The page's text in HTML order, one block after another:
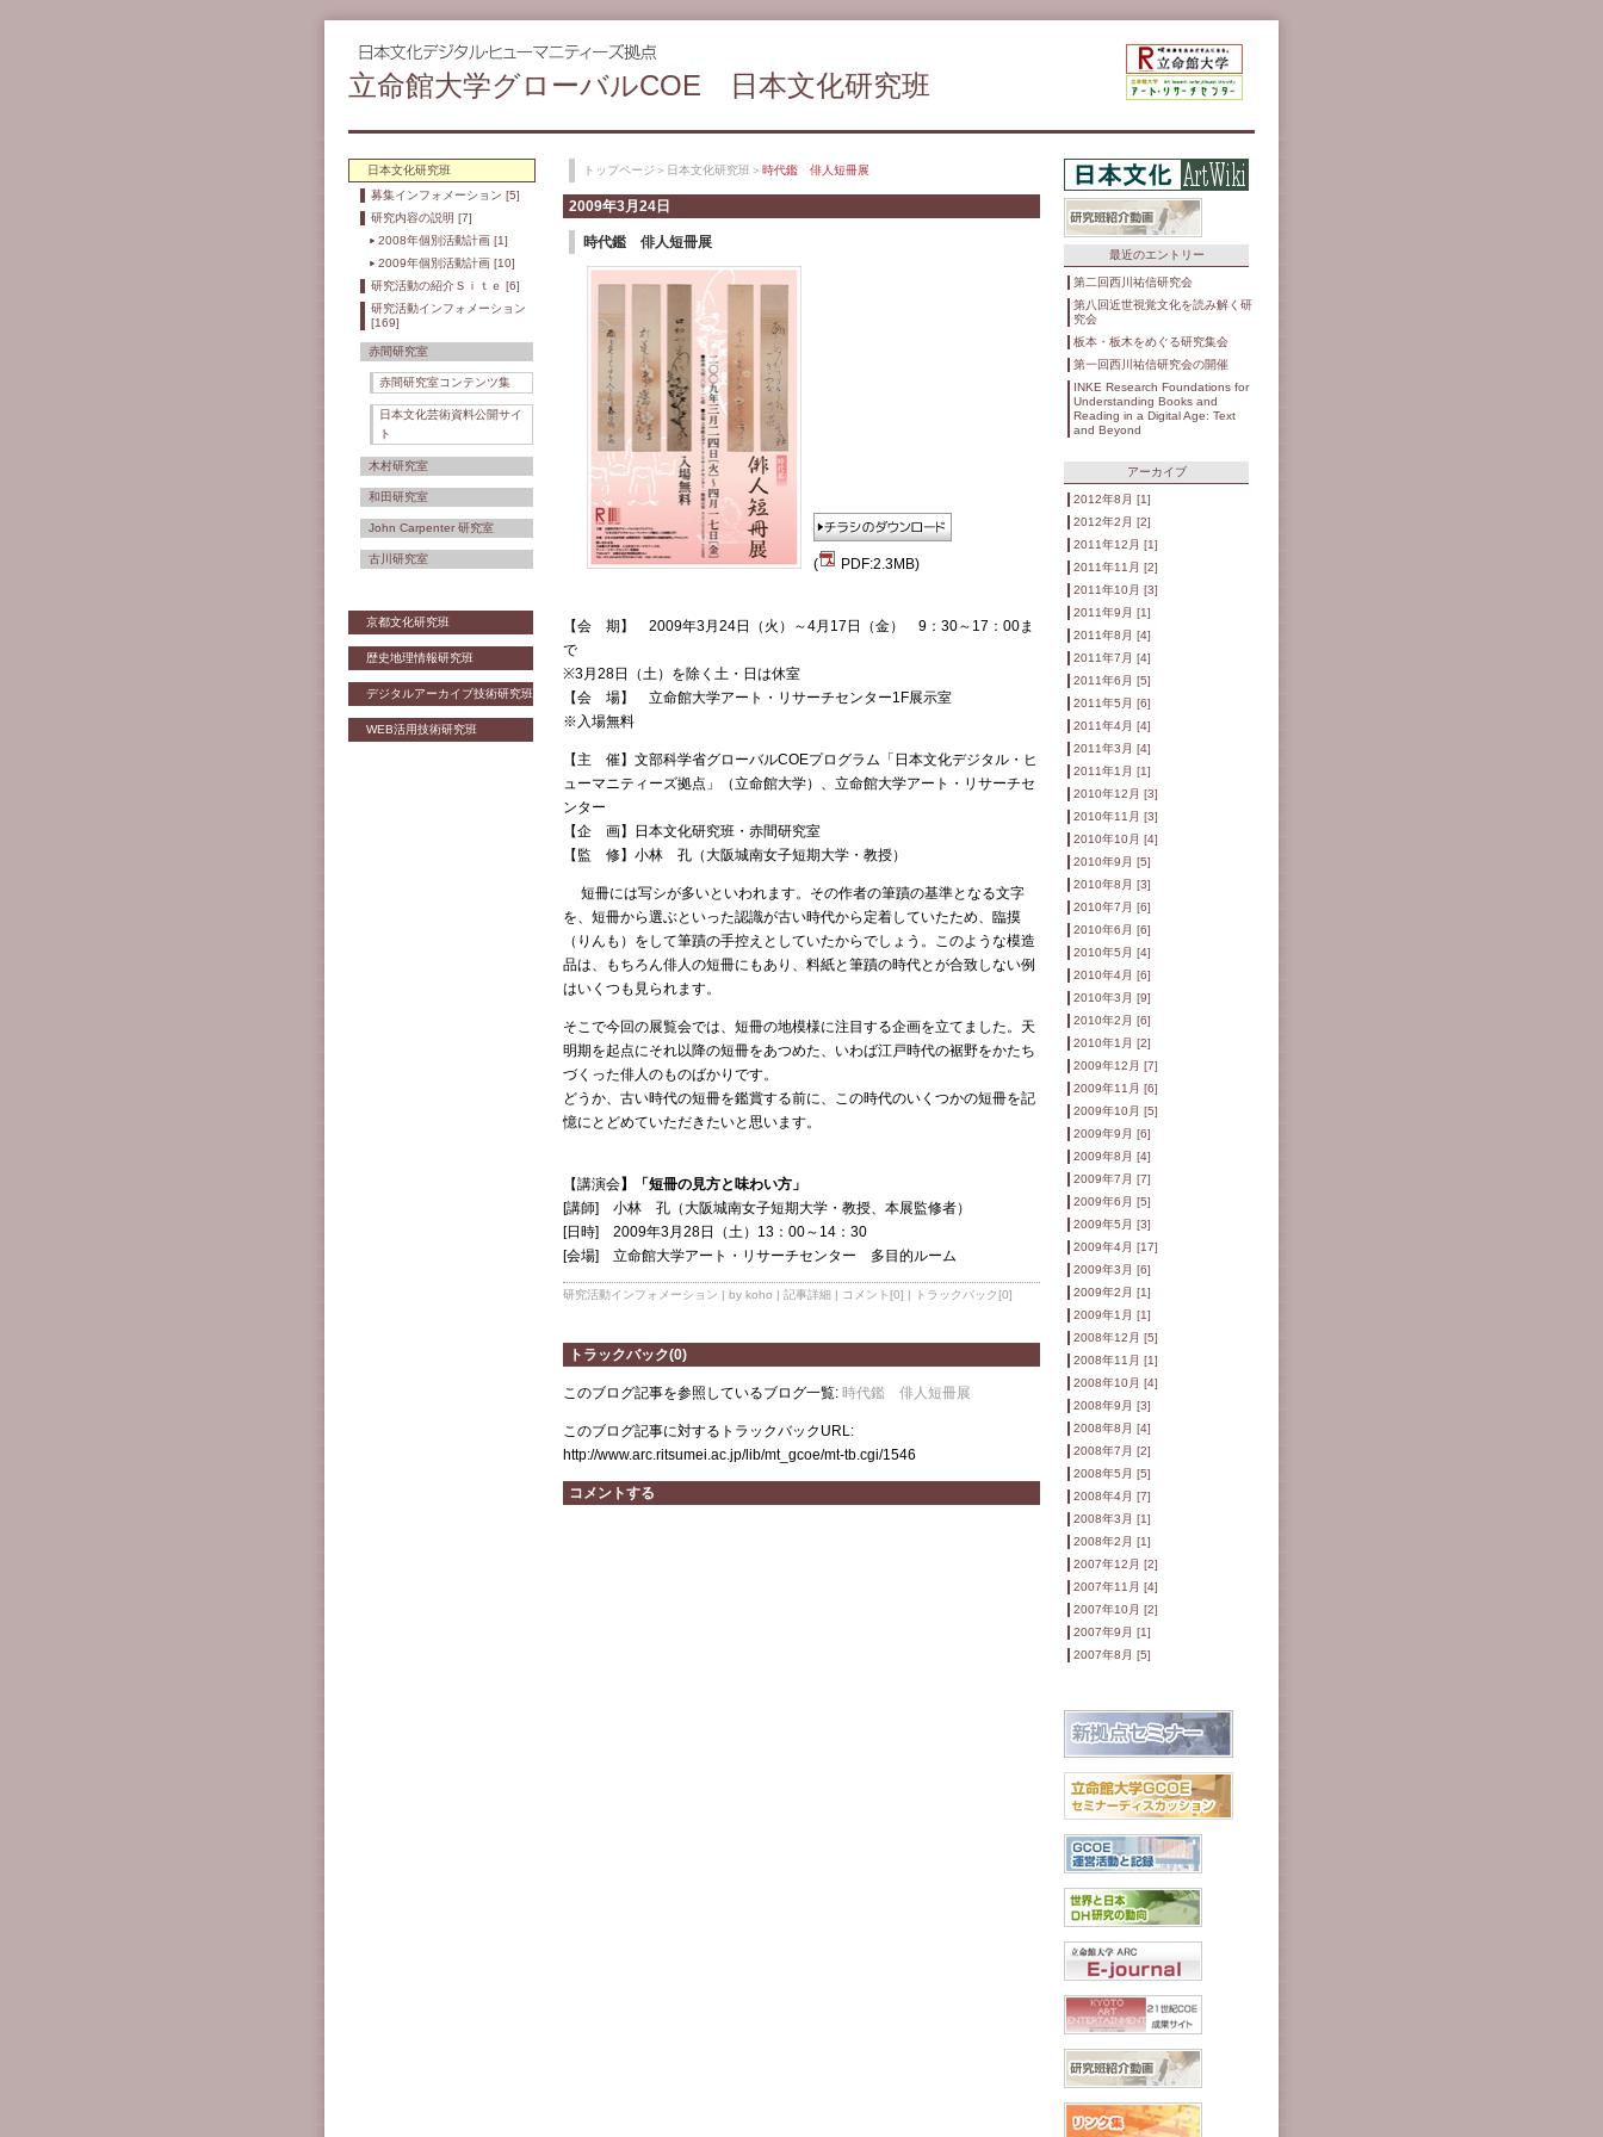
立命館大学グローバルCOE 日本文化研究班
日本文化研究班
募集インフォメーション [5]
研究内容の説明 [7]
2008年個別活動計画 [1]
2009年個別活動計画 [10]
研究活動の紹介Ｓｉｔｅ [6]
研究活動インフォメーション
[169]
赤間研究室
赤間研究室コンテンツ集
日本文化芸術資料公開サイ
ト
木村研究室
和田研究室
John Carpenter 研究室
古川研究室
京都文化研究班
歴史地理情報研究班
デジタルアーカイブ技術研究班
WEB活用技術研究班
トップページ ＞ 日本文化研究班 ＞ 時代鑑 俳人短冊展
2009年3月24日
時代鑑 俳人短冊展
( PDF:2.3MB)
【会 期】 2009年3月24日（火）～4月17日（金） 9：30～17：00ま
で
※3月28日（土）を除く土・日は休室
【会 場】 立命館大学アート・リサーチセンター1F展示室
※入場無料
【主 催】文部科学省グローバルCOEプログラム「日本文化デジタル・ヒ
ューマニティーズ拠点」（立命館大学）、立命館大学アート・リサーチセ
ンター
【企 画】日本文化研究班・赤間研究室
【監 修】小林 孔（大阪城南女子短期大学・教授）
短冊には写シが多いといわれます。その作者の筆蹟の基準となる文字
を、短冊から選ぶといった認識が古い時代から定着していたため、臨摸
（りんも）をして筆蹟の手控えとしていたからでしょう。このような模造
品は、もちろん俳人の短冊にもあり、料紙と筆蹟の時代とが合致しない例
はいくつも見られます。
そこで今回の展覧会では、短冊の地模様に注目する企画を立てました。天
明期を起点にそれ以降の短冊をあつめた、いわば江戸時代の裾野をかたち
づくった俳人のものばかりです。
どうか、古い時代の短冊を鑑賞する前に、この時代のいくつかの短冊を記
憶にとどめていただきたいと思います。
【講演会】「短冊の見方と味わい方」
[講師] 小林 孔（大阪城南女子短期大学・教授、本展監修者）
[日時] 2009年3月28日（土）13：00～14：30
[会場] 立命館大学アート・リサーチセンター 多目的ルーム
研究活動インフォメーション | by koho | 記事詳細 | コメント[0] | トラックバック[0]
トラックバック(0)
このブログ記事を参照しているブログ一覧: 時代鑑 俳人短冊展
このブログ記事に対するトラックバックURL:
http://www.arc.ritsumei.ac.jp/lib/mt_gcoe/mt-tb.cgi/1546
コメントする
最近のエントリー
第二回西川祐信研究会
第八回近世視覚文化を読み解く研
究会
板本・板木をめぐる研究集会
第一回西川祐信研究会の開催
INKE Research Foundations for
Understanding Books and
Reading in a Digital Age: Text
and Beyond
アーカイブ
2012年8月 [1]
2012年2月 [2]
2011年12月 [1]
2011年11月 [2]
2011年10月 [3]
2011年9月 [1]
2011年8月 [4]
2011年7月 [4]
2011年6月 [5]
2011年5月 [6]
2011年4月 [4]
2011年3月 [4]
2011年1月 [1]
2010年12月 [3]
2010年11月 [3]
2010年10月 [4]
2010年9月 [5]
2010年8月 [3]
2010年7月 [6]
2010年6月 [6]
2010年5月 [4]
2010年4月 [6]
2010年3月 [9]
2010年2月 [6]
2010年1月 [2]
2009年12月 [7]
2009年11月 [6]
2009年10月 [5]
2009年9月 [6]
2009年8月 [4]
2009年7月 [7]
2009年6月 [5]
2009年5月 [3]
2009年4月 [17]
2009年3月 [6]
2009年2月 [1]
2009年1月 [1]
2008年12月 [5]
2008年11月 [1]
2008年10月 [4]
2008年9月 [3]
2008年8月 [4]
2008年7月 [2]
2008年5月 [5]
2008年4月 [7]
2008年3月 [1]
2008年2月 [1]
2007年12月 [2]
2007年11月 [4]
2007年10月 [2]
2007年9月 [1]
2007年8月 [5]